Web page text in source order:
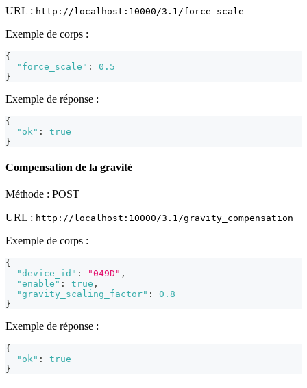
URL : http://localhost:10000/3.1/force_scale
Exemple de corps :
{
"force_scale" :
0.5
}
Exemple de réponse :
{
"ok" :
true
}
Compensation de la gravité
Méthode : POST
URL : http://localhost:10000/3.1/gravity_compensation
Exemple de corps :
{
"device_id" : "049D" ,
"enable" : true ,
"gravity_scaling_factor" :
0.8
}
Exemple de réponse :
{
"ok" :
true
}